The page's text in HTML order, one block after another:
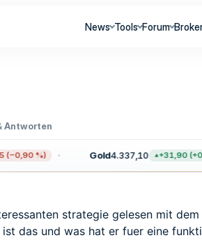
News Tools Forum
Antworten
%) Gold4.337,10 +31,90
strategie gelesen mit
das und was hat er fuer eine